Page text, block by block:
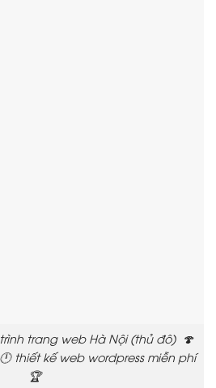
trang web Hà Nội (thủ đô) 🍄
thiết kế web wordpress miễn phí
🏆